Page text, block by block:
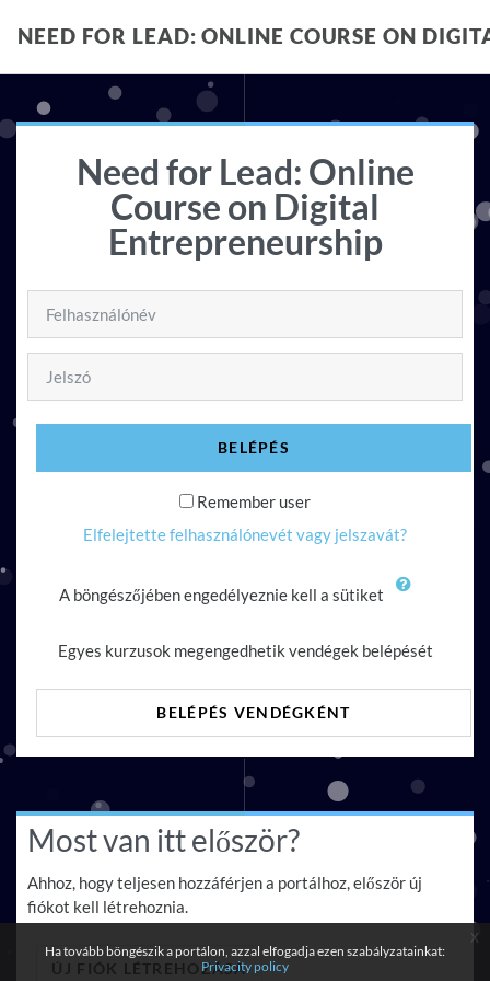
NEED FOR LEAD: ONLINE COURSE ON
Need for Lead: Online
Course on Digital
Entrepreneurship
BELÉPÉS
Remember user
Elfelejtette felhasználónevét vagy jelszavát?
A böngészőjében engedélyeznie kell a sütiket
Egyes kurzusok megengedhetik vendégek belépését
BELÉPÉS VENDÉGKÉNT
Most van itt először?
Ahhoz, hogy teljesen hozzáférjen a portálhoz, először új
fiókot kell létrehoznia.
ÚJ FIÓK LÉTREHOZÁSA
Ha tovább böngészik a portálon, azzal elfogadja ezen szabályzatainkat:
Privacity policy
x